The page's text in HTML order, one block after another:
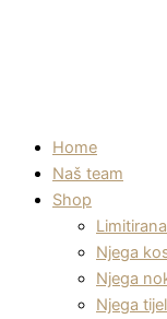
Home
Naš team
Shop
Njega
Njega
Njega